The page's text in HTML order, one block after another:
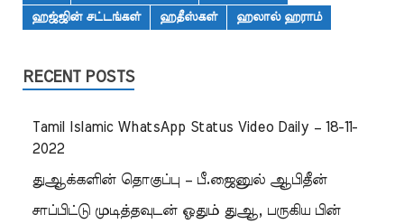
ஹஜ்ஜின் சட்டங்கள்
ஹதீஸ்கள் ஹலால் ஹராம்
RECENT POSTS
Tamil Islamic WhatsApp Status Video Daily – 18-11-
2022
துஆக்களின் தொகுப்பு – பீ.ஜைனுல் ஆபிதீன்
சாப்பிட்டு முடித்தவுடன் ஓதும் துஆ, பருகிய பின்